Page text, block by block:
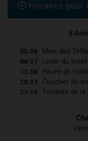
Horaires pour
8
05:38 Mise des
06:37 Lever du soleil
13:38 Heure de
20:37 Coucher du
21:19 Tombée de la